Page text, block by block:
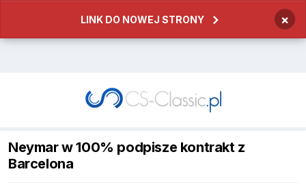
LINK DO NOWEJ STRONY ×
Neymar w 100% podpisze kontrakt z
Barcelona